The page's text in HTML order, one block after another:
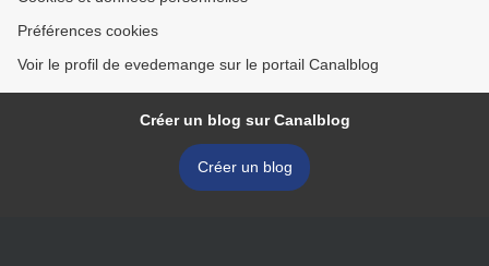
Préférences cookies
Voir le profil de evedemange sur le portail Canalblog
Créer un blog sur Canalblog
Créer un blog